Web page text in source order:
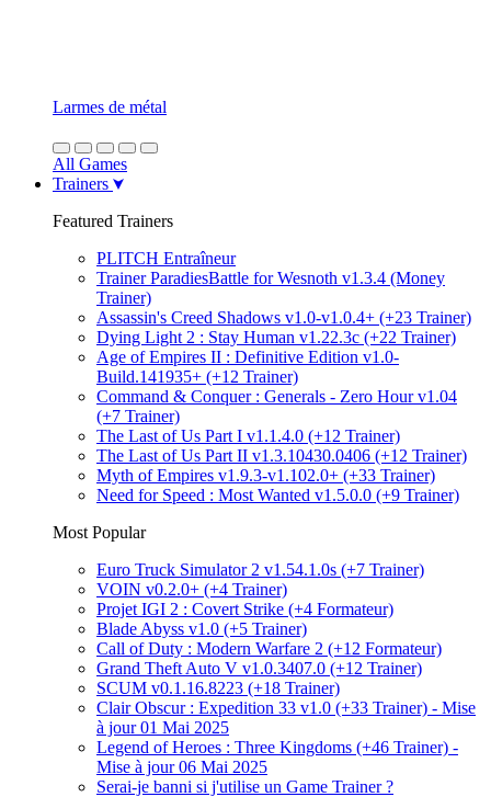
Larmes de métal
All Games
Trainers
Featured Trainers
PLITCH Entraîneur
Trainer ParadiesBattle for Wesnoth v1.3.4 (Money
Trainer)
Assassin's Creed Shadows v1.0-v1.0.4+ (+23 Trainer)
Dying Light 2 : Stay Human v1.22.3c (+22 Trainer)
Age of Empires II : Definitive Edition v1.0-
Build.141935+ (+12 Trainer)
Command & Conquer : Generals - Zero Hour v1.04
(+7 Trainer)
The Last of Us Part I v1.1.4.0 (+12 Trainer)
The Last of Us Part II v1.3.10430.0406 (+12 Trainer)
Myth of Empires v1.9.3-v1.102.0+ (+33 Trainer)
Need for Speed : Most Wanted v1.5.0.0 (+9 Trainer)
Most Popular
Euro Truck Simulator 2 v1.54.1.0s (+7 Trainer)
VOIN v0.2.0+ (+4 Trainer)
Projet IGI 2 : Covert Strike (+4 Formateur)
Blade Abyss v1.0 (+5 Trainer)
Call of Duty : Modern Warfare 2 (+12 Formateur)
Grand Theft Auto V v1.0.3407.0 (+12 Trainer)
SCUM v0.1.16.8223 (+18 Trainer)
Clair Obscur : Expedition 33 v1.0 (+33 Trainer) - Mise
à jour 01 Mai 2025
Legend of Heroes : Three Kingdoms (+46 Trainer) -
Mise à jour 06 Mai 2025
Serai-je banni si j'utilise un Game Trainer ?